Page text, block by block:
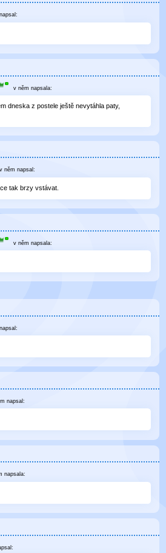
napsal:
v něm napsala:
dneska z postele ještě nevytáhla paty,
v něm napsal:
tak brzy vstávat.
v něm napsala:
napsal:
napsal:
napsala: